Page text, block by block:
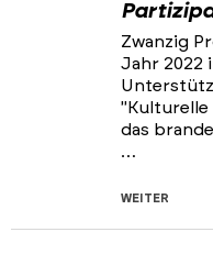
Zwanzig
Jahr 2022
"Kulturelle
das
…
WEITER